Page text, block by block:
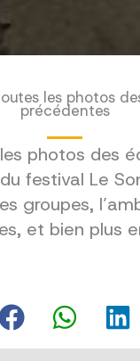
les photos
précédentes
photos des
festival Le
groupes,
et bien plus